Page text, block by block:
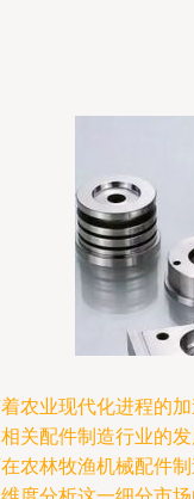
农业现代化进程的
关配件制造行业的
农林牧渔机械配件